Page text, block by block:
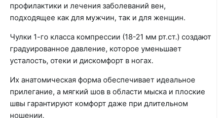
профилактики и лечения заболеваний вен,
подходящее как для мужчин, так и для женщин.
Чулки 1-го класса компрессии (18-21 мм рт.ст.) создают
градуированное давление, которое уменьшает
усталость, отеки и дискомфорт в ногах.
Их анатомическая форма обеспечивает идеальное
прилегание, а мягкий шов в области мыска и плоские
швы гарантируют комфорт даже при длительном
ношении.